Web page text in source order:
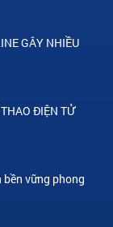
GÂY NHIỀU
ĐIỆN TỬ
vững phong